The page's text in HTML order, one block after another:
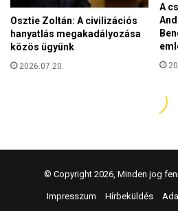
© Copyright 2026, Minden jog
Impresszum Hírbeküldés